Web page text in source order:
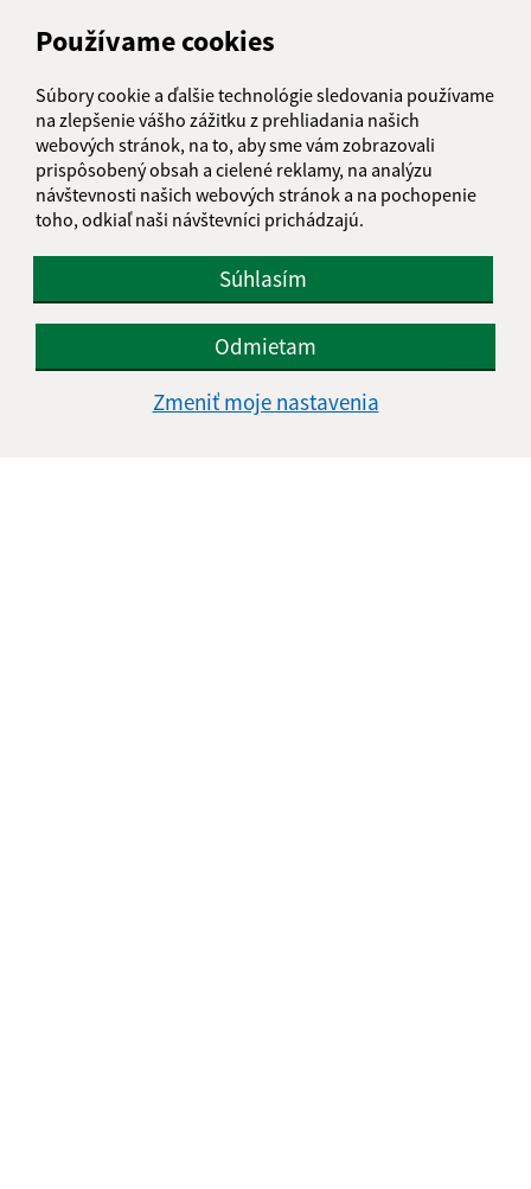
Používame cookies
Súbory cookie a ďalšie technológie sledovania používame
na zlepšenie vášho zážitku z prehliadania našich
webových stránok, na to, aby sme vám zobrazovali
prispôsobený obsah a cielené reklamy, na analýzu
návštevnosti našich webových stránok a na pochopenie
toho, odkiaľ naši návštevníci prichádzajú.
Súhlasím
Odmietam
Zmeniť moje nastavenia
Hruštín 468/2
info@hrustin.sk
+421 43 557 71 11
IČO: 00314501